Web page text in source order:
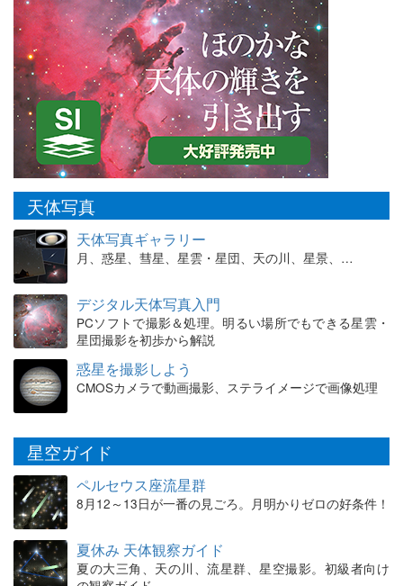
天体写真
天体写真ギャラリー
月、惑星、彗星、星雲・星団、天の川、星景、…
デジタル天体写真入門
PCソフトで撮影＆処理。明るい場所でもできる星雲・
星団撮影を初歩から解説
惑星を撮影しよう
CMOSカメラで動画撮影、ステライメージで画像処理
星空ガイド
ペルセウス座流星群
8月12～13日が一番の見ごろ。月明かりゼロの好条件！
夏休み 天体観察ガイド
夏の大三角、天の川、流星群、星空撮影。初級者向け